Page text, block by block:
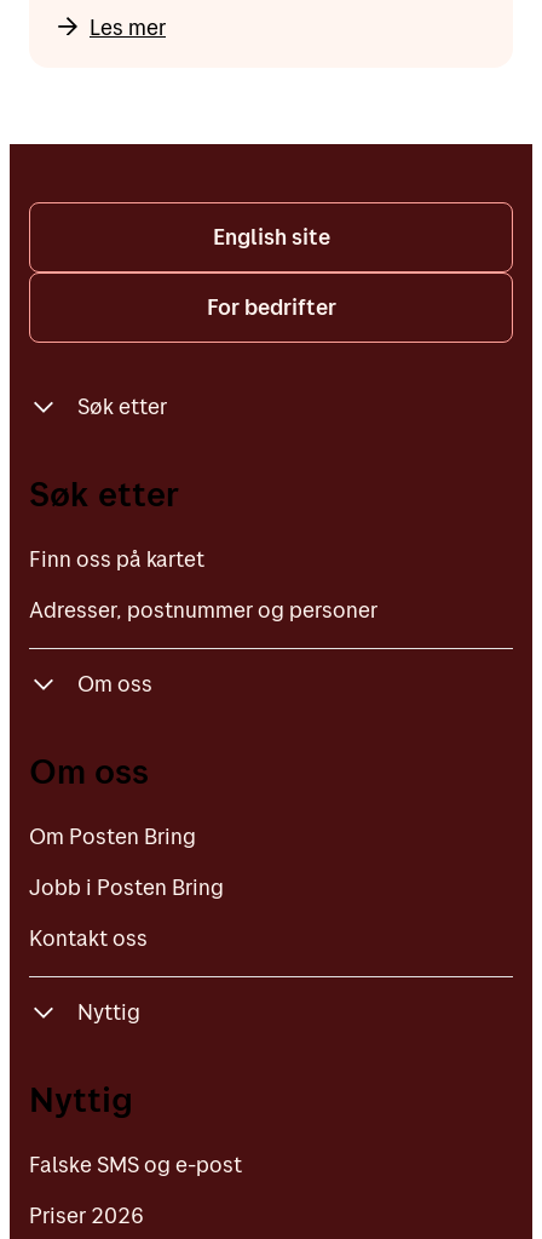
Les mer
English site
For bedrifter
Søk etter
Finn oss på kartet
Søk etter
Finn oss på kartet
Adresser, postnummer og personer
Om oss
Om oss
Om Posten Bring
Jobb i Posten Bring
Kontakt oss
Nyttig
Falske SMS og e-post
Nyttig
Falske SMS og e-post
Priser 2026